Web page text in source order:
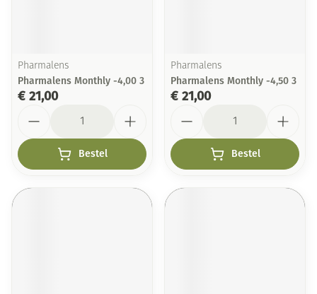
Pharmalens
Pharmalens Monthly -4,00 3
€ 21,00
Bestel
Pharmalens
Pharmalens Monthly -4,50 3
€ 21,00
Bestel